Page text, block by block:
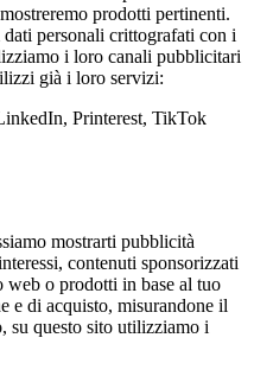
prodotti pertinenti.
personali crittografati con i
i loro canali pubblicitari
già i loro servizi:
Printerest, TikTok
mostrarti pubblicità
contenuti sponsorizzati
o prodotti in base al tuo
e di acquisto, misurandone il
su questo sito utilizziamo i